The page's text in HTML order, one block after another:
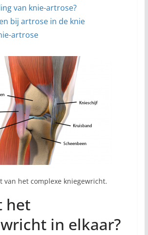
van knie-artrose?
bij artrose in de knie
artrose
van het complexe kniegewricht.
het
in elkaar?